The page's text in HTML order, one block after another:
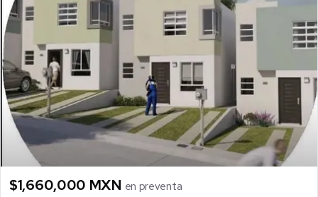
$1,660,000 MXN en preventa